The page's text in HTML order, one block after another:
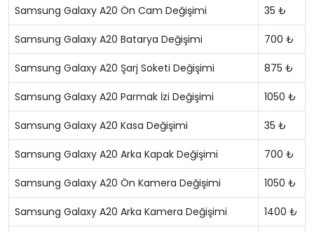
Samsung Galaxy A20 Ön Cam Değişimi 35 ₺
Samsung Galaxy A20 Batarya Değişimi 700 ₺
Samsung Galaxy A20 Şarj Soketi Değişimi 875 ₺
Samsung Galaxy A20 Parmak İzi Değişimi 1050 ₺
Samsung Galaxy A20 Kasa Değişimi 35 ₺
Samsung Galaxy A20 Arka Kapak Değişimi 700 ₺
Samsung Galaxy A20 Ön Kamera Değişimi 1050 ₺
Samsung Galaxy A20 Arka Kamera Değişimi 1400 ₺